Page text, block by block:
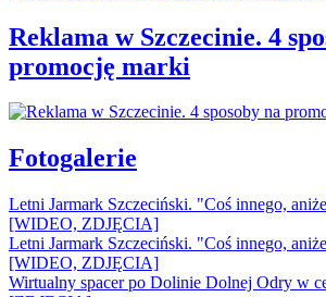
Reklama w Szczecinie. 4
promocję marki
Fotogalerie
Letni Jarmark Szczeciński. "Coś innego,
[WIDEO, ZDJĘCIA]
Letni Jarmark Szczeciński. "Coś innego,
[WIDEO, ZDJĘCIA]
Wirtualny spacer po Dolinie Dolnej Odry w